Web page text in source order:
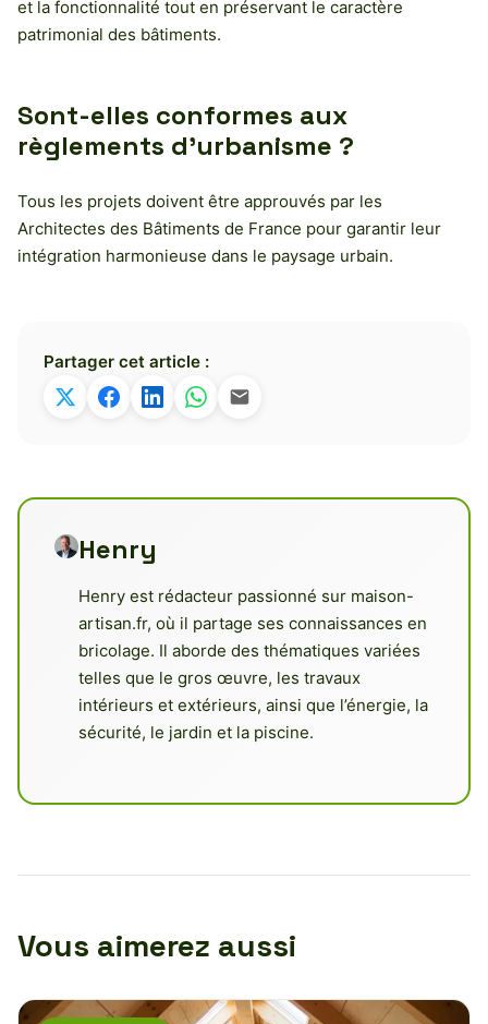
et la fonctionnalité tout en préservant le caractère
patrimonial des bâtiments.
Sont-elles conformes aux
règlements d’urbanisme ?
Tous les projets doivent être approuvés par les
Architectes des Bâtiments de France pour garantir leur
intégration harmonieuse dans le paysage urbain.
Partager cet article :
Henry
Henry est rédacteur passionné sur maison-
artisan.fr, où il partage ses connaissances en
bricolage. Il aborde des thématiques variées
telles que le gros œuvre, les travaux
intérieurs et extérieurs, ainsi que l’énergie, la
sécurité, le jardin et la piscine.
Vous aimerez aussi